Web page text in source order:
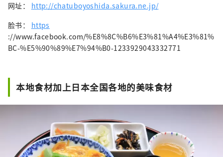
网址： http://chatuboyoshida.sakura.ne.jp/
脸书： https
://www.facebook.com/%E8%8C%B6%E3%81%A4%E3%81%
BC-%E5%90%89%E7%94%B0-1233929043332771
本地食材加上日本全国各地的美味食材